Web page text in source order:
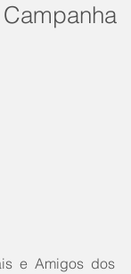
e Amigos dos